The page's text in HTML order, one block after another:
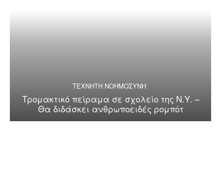
ΤΕΧΝΗΤΗ ΝΟΗΜΟΣΥΝΗ
Τρομακτικό πείραμα σε σχολείο της Ν.Υ. –
Θα διδάσκει ανθρωποειδές ρομπότ